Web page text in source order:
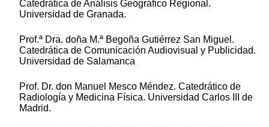
Catedrática de Análisis Geográfico Regional.
Universidad de Granada.
Prof.ª Dra. doña M.ª Begoña Gutiérrez San Miguel.
Catedrática de Comunicación Audiovisual y Publicidad.
Universidad de Salamanca
Prof. Dr. don Manuel Mesco Méndez. Catedrático de
Radiología y Medicina Física. Universidad Carlos III de
Madrid.